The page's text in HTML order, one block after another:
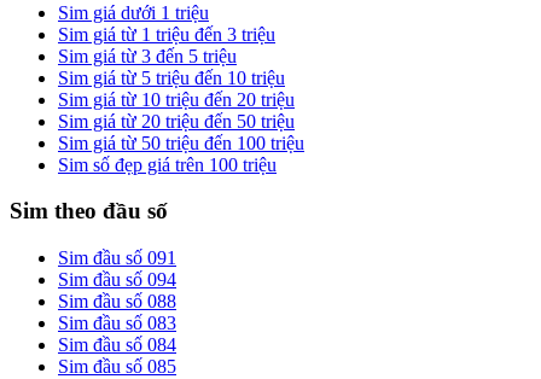
Sim giá dưới 1 triệu
Sim giá từ 1 triệu đến 3 triệu
Sim giá từ 3 đến 5 triệu
Sim giá từ 5 triệu đến 10 triệu
Sim giá từ 10 triệu đến 20 triệu
Sim giá từ 20 triệu đến 50 triệu
Sim giá từ 50 triệu đến 100 triệu
Sim số đẹp giá trên 100 triệu
Sim theo đầu số
Sim đầu số 091
Sim đầu số 094
Sim đầu số 088
Sim đầu số 083
Sim đầu số 084
Sim đầu số 085